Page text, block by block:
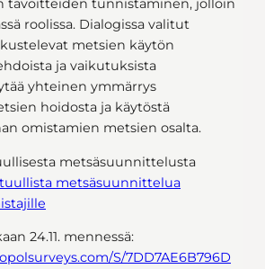
tavoitteiden tunnistaminen, jolloin
roolissa. Dialogissa valitut
metsien käytön
ja vaikutuksista
yhteinen ymmärrys
hoidosta ja käytöstä
omistamien metsien osalta.
metsäsuunnittelusta
metsäsuunnittelua
24.11. mennessä:
S/7DD7AE6B796D